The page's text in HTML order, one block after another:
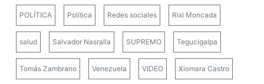
POLÍTICA Política Redes sociales Rixi Moncada
salud Salvador Nasralla SUPREMO Tegucigalpa
Tomás Zambrano Venezuela VIDEO Xiomara Castro